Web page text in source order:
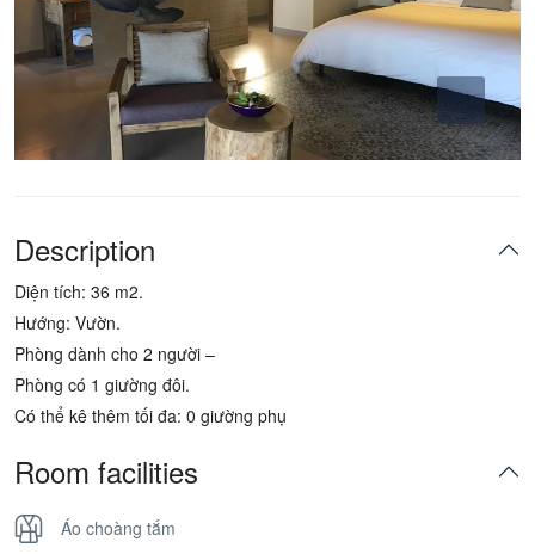
Description
Diện tích: 36 m2.
Hướng: Vườn.
Phòng dành cho 2 người –
Phòng có 1 giường đôi.
Có thể kê thêm tối đa: 0 giường phụ
Room facilities
Áo choàng tắm